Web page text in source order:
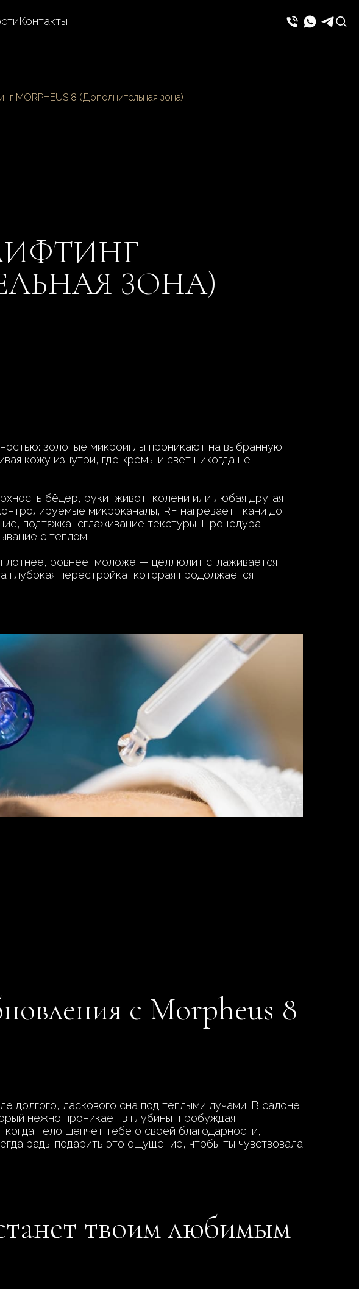
Контакты
MORPHEUS 8 (Дополнительная зона)
ЗОНА)
золотые микроиглы проникают на выбранную
кожу изнутри, где кремы и свет никогда не
бёдер, руки, живот, колени или любая другая
микроканалы, RF нагревает ткани до
подтяжка, сглаживание текстуры. Процедура
с теплом.
ровнее, моложе — целлюлит сглаживается,
перестройка, которая продолжается
с Morpheus 8
долгого, ласкового сна под теплыми лучами. В салоне
нежно проникает в глубины, пробуждая
тело шепчет тебе о своей благодарности,
рады подарить это ощущение, чтобы ты чувствовала
твоим любимым